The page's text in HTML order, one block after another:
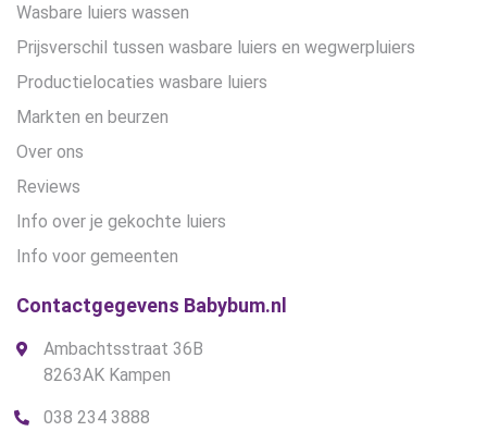
Wasbare luiers wassen
Prijsverschil tussen wasbare luiers en wegwerpluiers
Productielocaties wasbare luiers
Markten en beurzen
Over ons
Reviews
Info over je gekochte luiers
Info voor gemeenten
Contactgegevens Babybum.nl
Ambachtsstraat 36B
8263AK Kampen
038 234 3888